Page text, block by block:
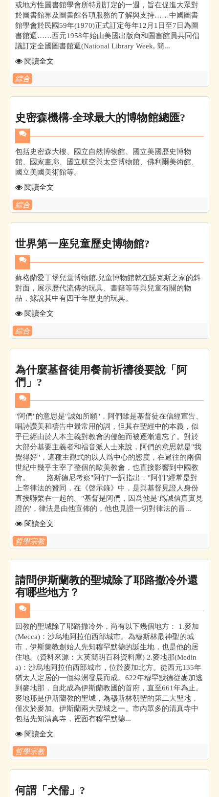
或地方性圖書館學會所特別訂定的一週，旨在促進大眾對
於圖書館界及圖書館各項服務的了解與支持……中國圖書
館學會於民國59年(1970)正式訂定每年12月1日至7日為圖
書館週……西元1958年始由美國出版商和圖書館員共同倡
議訂定全國圖書館週(National Library Week, 簡...
閱讀全文
綜合
史密森機構-全球最大的博物館總匯?
包括史密森大樓、國立自然博物館、國立美國歷史博物
館、國家畫廊、國立航空與太空博物館、佛利爾美術館、
國立美國美術館等。
閱讀全文
綜合
世界第一座兒童歷史博物館?
蘇格蘭愛丁堡兒童博物館,兒童博物館就在諾克斯之家的斜
對面，展示歷代流傳的玩具、書籍等等與兒童有關的物
品，據說其中有四千年歷史的玩具。
閱讀全文
綜合
為什麼基督徒用餐前祈禱後要說「阿
們」?
"阿們"的意思是"誠如所願"，阿們雖是基督徒在信經宣告、
唱詩讚美和禱告中最常用的詞，但其在聖經中的本義，似
乎已經由於人本主義對教會的侵蝕而被逐漸遺忘了。對於
大部分基要主義者和福音派人士來說，阿們的意思就是"我
覺得好"，這種主觀式的以人爲中心的態度，在過往的兩個
世紀中幾乎主宰了整個的歐美教會，也直接影響到中國教
會。 路斯德尼考察"阿們"一詞指出，"阿們"經常是對
上帝律法的贊同，在《啓示錄》中，是與基督見證人身份
直接聯繫在一起的。"基督是阿們，因爲他是'爲誠信真實見
證的'，律法是由他宣佈的，他也見證一切對律法的冒...
閱讀全文
哲學宗教
請問伊斯蘭教的聖城除了耶路撒冷外還
有哪些地方？
回教的聖城除了耶路撒冷外，尚有以下幾個地方： 1.麥加
(Mecca)：沙烏地阿拉伯西部城市。為穆斯林最神聖的城
市，伊斯蘭教創始人先知穆罕默德的誕生地，也是他的居
住地。(資料來源：大英簡明百科資料庫) 2.麥地那(Medin
a)：沙烏地阿拉伯西部城市，位於麥加北方。從西元135年
猶太人定居的一個綠洲發展而成。622年穆罕默德從麥加逃
到麥地那，自此成為伊斯蘭教國的首府，直至661年為止。
麥地那是伊斯蘭教的聖城，為穆斯林朝聖的第二大聖地，
僅次於麥加。伊斯蘭兩大聖城之一。市內眾多的清真寺中
包括先知清真寺，裡面有穆罕默德...
閱讀全文
哲學宗教
何謂「犬儒」?